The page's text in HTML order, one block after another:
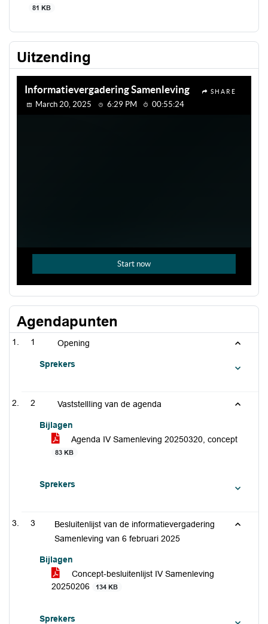
81 KB
Uitzending
Agendapunten
1 Opening
Sprekers
2 VaststellIing van de agenda
Bijlagen
Agenda IV Samenleving 20250320, concept
83 KB
Sprekers
3
Besluitenlijst van de informatievergadering
Samenleving van 6 februari 2025
Bijlagen
Concept-besluitenlijst IV Samenleving
20250206
134 KB
Sprekers